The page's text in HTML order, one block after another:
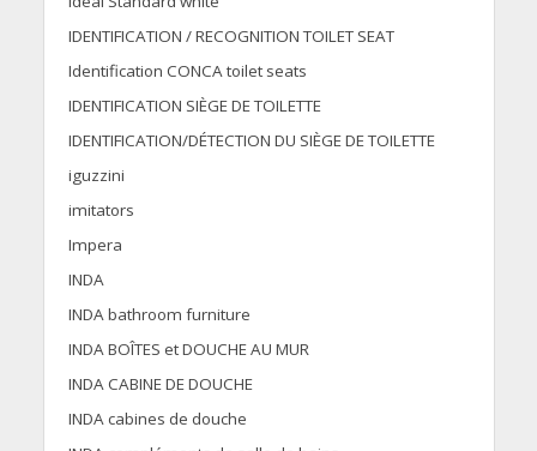
IDENTIFICATION / RECOGNITION TOILET SEAT
Identification CONCA toilet seats
IDENTIFICATION SIÈGE DE TOILETTE
IDENTIFICATION/DÉTECTION DU SIÈGE DE TOILETTE
iguzzini
imitators
Impera
INDA
INDA bathroom furniture
INDA BOÎTES et DOUCHE AU MUR
INDA CABINE DE DOUCHE
INDA cabines de douche